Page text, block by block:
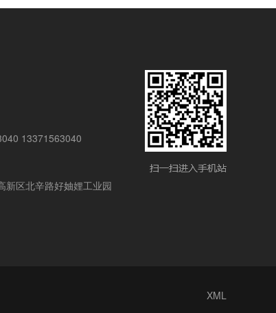
13371563040
新区北辛路好妯娌工业园
XML